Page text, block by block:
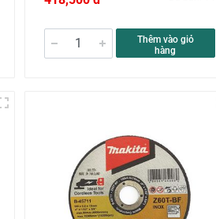
Thêm vào giỏ
hàng